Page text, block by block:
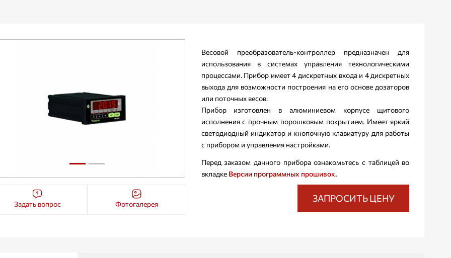
Весовой преобразователь-контроллер предназначен для
использования в системах управления технологическими
процессами. Прибор имеет 4 дискретных входа и 4 дискретных
выхода для возможности построения на его основе дозаторов
или поточных весов.
Прибор изготовлен в алюминиевом корпусе щитового
исполнения с прочным порошковым покрытием. Имеет яркий
светодиодный индикатор и кнопочную клавиатуру для работы
с прибором и управления настройками.
Перед заказом данного прибора ознакомьтесь с таблицей во
вкладке Версии программных прошивок.
Задать вопрос Фотогалерея
ЗАПРОСИТЬ ЦЕНУ